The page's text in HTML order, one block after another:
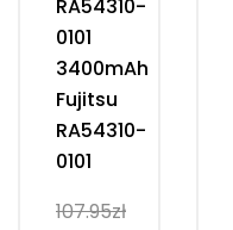
RA54310-
0101
3400mAh
Fujitsu
RA54310-
0101
107.95zł